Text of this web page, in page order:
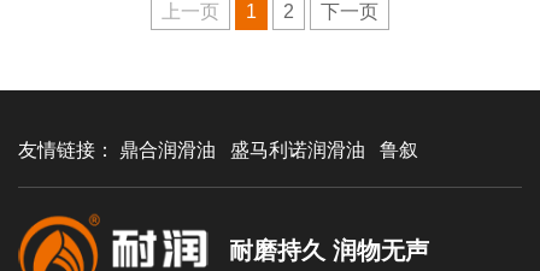
上一页 1 2 下一页
友情链接： 鼎合润滑油 盛马利诺润滑油 鲁叙
耐磨持久 润物无声